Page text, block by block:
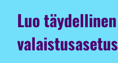
Luo täydellinen
valaistusasetus